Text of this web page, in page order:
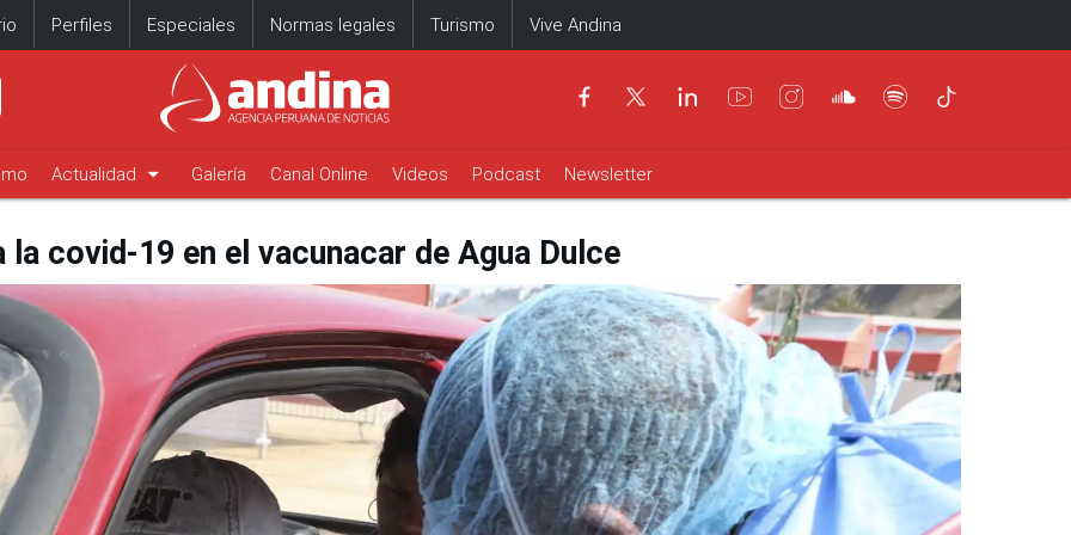
Perfiles Especiales Normas legales Turismo Vive Andina
Actualidad arrow_drop_down Galería Canal Online Videos Podcast Newsletter
covid-19 en el vacunacar de Agua Dulce